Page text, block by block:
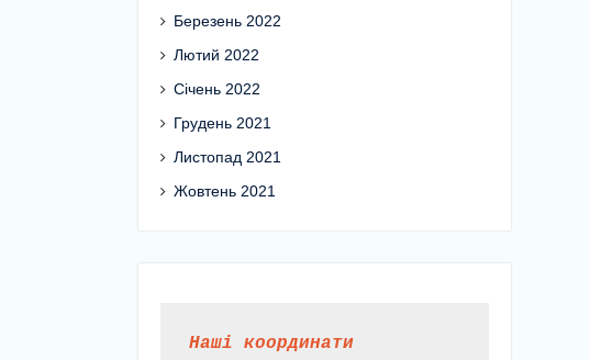
Березень 2022
Лютий 2022
Січень 2022
Грудень 2021
Листопад 2021
Жовтень 2021
Наші координати